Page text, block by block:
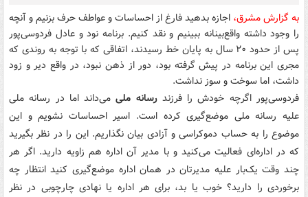
به گزارش مشرق، اجازه بدهید فارغ از احساسات و عواطف حرف بزنیم و آنچه
را وجود داشته واقع‌بینانه ببینیم و نقد کنیم. برنامه نود و عادل فردوسی‌پور
پس از حدود ۲۰ سال به پایان خط رسیدند، اتفاقی که با توجه به روندی که
مجری این برنامه در پیش گرفته بود، دور از ذهن نبود، در واقع دیر و زود
داشت، اما سوخت و سوز نداشت.
فردوسی‌پور اگرچه خودش را فرزند رسانه ملیمی‌داند اما در رسانه ملی
علیه رسانه ملی موضع‌گیری کرده است. اسیر احساسات نشویم و این
موضوع را به حساب دموکراسی و آزادی بیان نگذاریم. این را در نظر بگیرید
که در اداره‌ای فعالیت می‌کنید و با مدیر آن اداره هم زاویه دارید. اگر هر
چند وقت یک‌بار علیه مدیرتان در همان اداره موضع‌گیری کنید انتظار چه
برخوردی را دارید؟ خوب یا بد، برای هر اداره یا نهادی چارچوبی در نظر